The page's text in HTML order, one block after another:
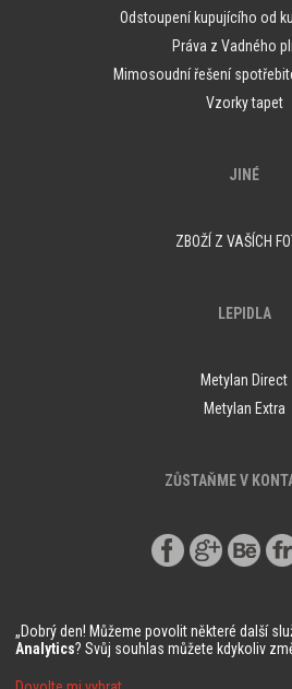
Odstoupení kupujícího od
Práva z Vadného
Mimosoudní řešení
Vzorky tapet
JINÉ
ZBOŽÍ Z VAŠÍCH
LEPIDLA
Metylan Direct
Metylan Extra
ZŮSTAŇME V
„Dobrý den! Můžeme povolit některé další
Analytics? Svůj souhlas můžete kdykoliv